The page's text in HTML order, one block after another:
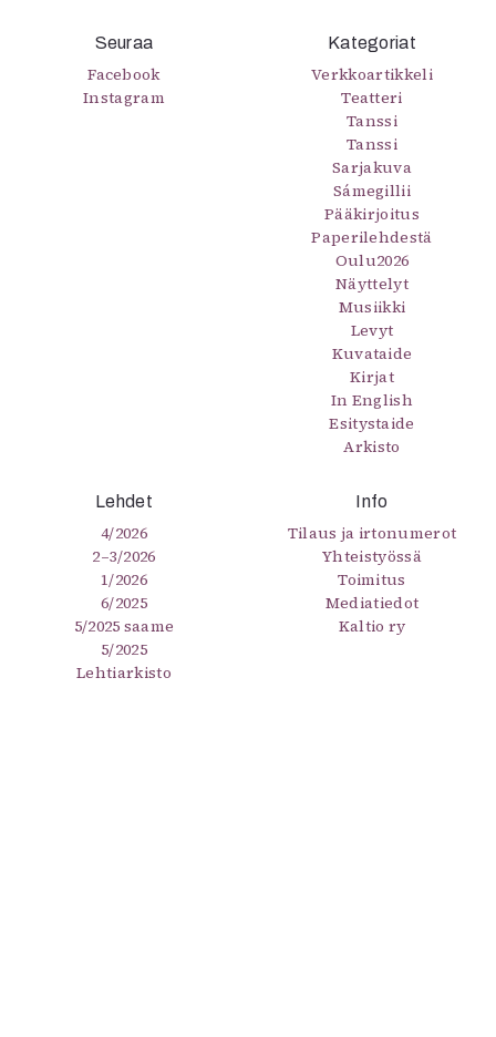
Seuraa
Facebook
Instagram
Kategoriat
Verkkoartikkeli
Teatteri
Tanssi
Tanssi
Sarjakuva
Sámegillii
Pääkirjoitus
Paperilehdestä
Oulu2026
Näyttelyt
Musiikki
Levyt
Kuvataide
Kirjat
In English
Esitystaide
Arkisto
Lehdet
4/2026
2–3/2026
1/2026
6/2025
5/2025 saame
5/2025
Lehtiarkisto
Info
Tilaus ja irtonumerot
Yhteistyössä
Toimitus
Mediatiedot
Kaltio ry